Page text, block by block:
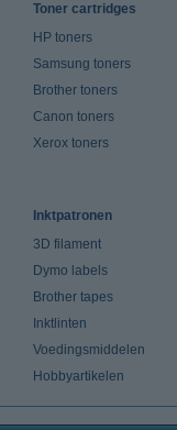
Toner cartridges
HP toners
Samsung toners
Brother toners
Canon toners
Xerox toners
Inktpatronen
3D filament
Dymo labels
Brother tapes
Inktlinten
Voedingsmiddelen
Hobbyartikelen